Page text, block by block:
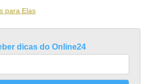
para Elas
dicas do Online24